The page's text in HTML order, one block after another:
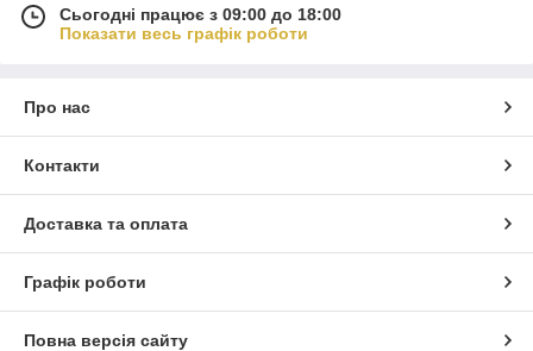
Сьогодні працює з 09:00 до 18:00
Показати весь графік роботи
Про нас
Контакти
Доставка та оплата
Графік роботи
Повна версія сайту